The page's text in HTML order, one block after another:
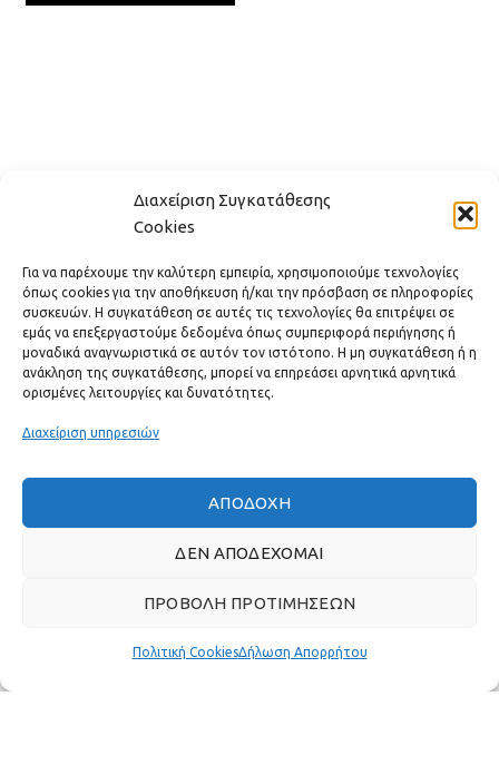
Διαχείριση Συγκατάθεσης
Cookies
Για να παρέχουμε την καλύτερη εμπειρία, χρησιμοποιούμε τεχνολογίες
όπως cookies για την αποθήκευση ή/και την πρόσβαση σε πληροφορίες
συσκευών. Η συγκατάθεση σε αυτές τις τεχνολογίες θα επιτρέψει σε
εμάς να επεξεργαστούμε δεδομένα όπως συμπεριφορά περιήγησης ή
μοναδικά αναγνωριστικά σε αυτόν τον ιστότοπο. Η μη συγκατάθεση ή η
ανάκληση της συγκατάθεσης, μπορεί να επηρεάσει αρνητικά αρνητικά
ορισμένες λειτουργίες και δυνατότητες.
Διαχείριση υπηρεσιών
ΑΠΟΔΟΧΉ
ΔΕΝ ΑΠΟΔΈΧΟΜΑΙ
ΠΡΟΒΟΛΉ ΠΡΟΤΙΜΉΣΕΩΝ
Πολιτική CookiesΔήλωση Απορρήτου
ΕΠΙΚΟΙΝΩΝΊΑ
ΧΡΗΣΙΜΟΙ ΣΥΝΔΕΣΜΟΙ
ΓΡΉΓΟΡΟ ΜΕΝΟΎ